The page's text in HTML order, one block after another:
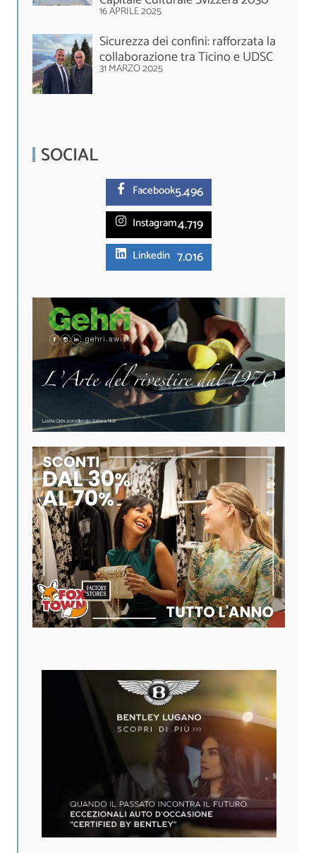
16 APRILE 2025
Sicurezza dei confini: rafforzata la
collaborazione tra Ticino e UDSC
31 MARZO 2025
SOCIAL
Facebook5.496
Instagram4.719
Linkedin 7.016